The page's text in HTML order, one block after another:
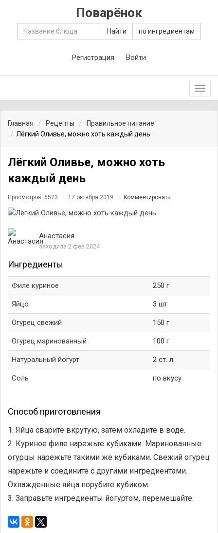
Поварёнок
Найти по ингредиентам
Регистрация Войти
Главная Рецепты
Правильное питание
Лёгкий Оливье, можно хоть каждый день
Лёгкий Оливье, можно хоть
каждый день
Просмотров: 6573 17 октября 2019 Комментировать
Анастасия
заходила 2 фев 2024
Ингредиенты
Филе куриное 250 г
Яйцо 3 шт
Огурец свежий 150 г
Огурец маринованный 100 г
Натуральный йогурт 2 ст. л.
Соль по вкусу
Способ приготовления
1. Яйца сварите вкрутую, затем охладите в воде.
2. Куриное филе нарежьте кубиками. Маринованные
огурцы нарежьте такими же кубиками. Свежий огурец
нарежьте и соедините с другими ингредиентами.
Охлажденные яйца порубите кубиком.
3. Заправьте ингредиенты йогуртом, перемешайте.